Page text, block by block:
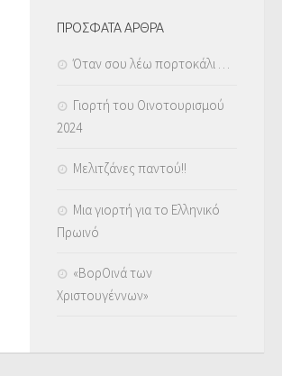
ΠΡΟΣΦΑΤΑ ΑΡΘΡΑ
Όταν σου λέω πορτοκάλι …
Γιορτή του Οινοτουρισμού
2024
Μελιτζάνες παντού!!
Μια γιορτή για το Ελληνικό
Πρωινό
«ΒορΟινά των
Χριστουγέννων»